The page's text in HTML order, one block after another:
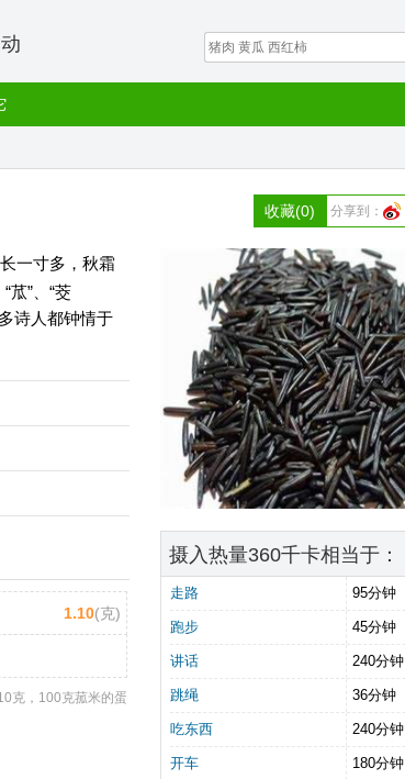
分享到：
收藏(0)
一寸多，秋霜
苽”、“茭
诗人都钟情于
1.10(克)
克，100克菰米的蛋
摄入热量360千卡相当于：
走路 95分钟
跑步 45分钟
讲话 240分钟
跳绳 36分钟
吃东西 240分钟
开车 180分钟